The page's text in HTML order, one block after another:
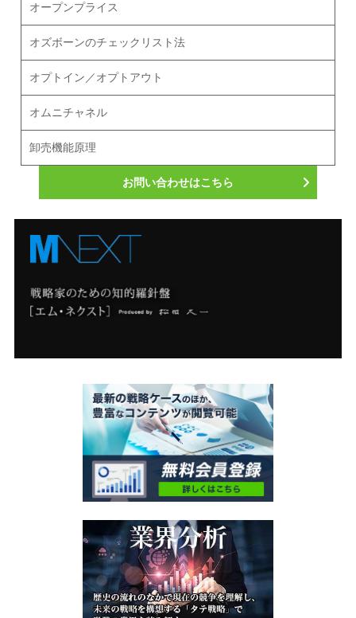
オープンプライス
オズボーンのチェックリスト法
オプトイン／オプトアウト
オムニチャネル
卸売機能原理
お問い合わせはこちら